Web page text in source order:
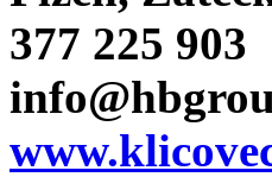
377 225 903